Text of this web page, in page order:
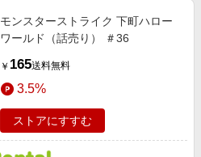
モンスターストライク 下町ハロー
ワールド（話売り） ＃36
￥ 165送料無料
3.5%
ストアにすすむ